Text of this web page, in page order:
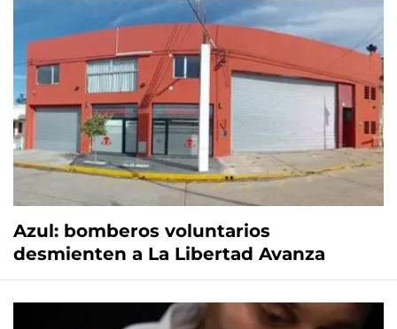
Azul: bomberos voluntarios
desmienten a La Libertad Avanza